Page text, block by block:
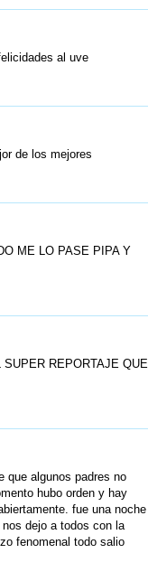
al uve
de los mejores
ME LO PASE PIPA Y
REPORTAJE QUE
que algunos padres no
hubo orden y hay
fue una noche
dejo a todos con la
fenomenal todo salio